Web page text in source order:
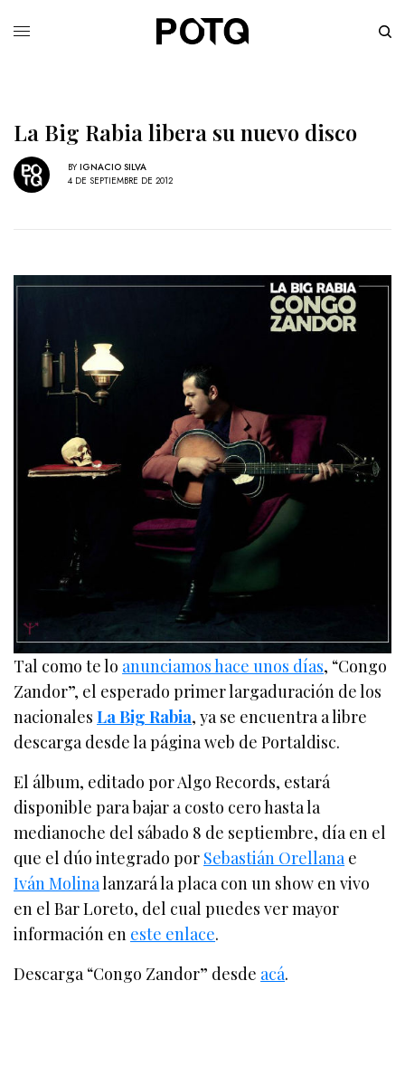
La Big Rabia libera su nuevo disco
BY IGNACIO SILVA
4 DE SEPTIEMBRE DE 2012
Tal como te lo anunciamos hace unos días, “Congo
Zandor”, el esperado primer largaduración de los
nacionalesLa Big Rabia, ya se encuentra a libre
descarga desde la página web de Portaldisc.
El álbum, editado por Algo Records, estará
disponible para bajar a costo cero hasta la
medianoche del sábado 8 de septiembre, día en el
que el dúo integrado por Sebastián Orellanae
Iván Molinalanzará la placa con un show en vivo
en el Bar Loreto, del cual puedes ver mayor
información en este enlace.
Descarga “Congo Zandor” desde acá.